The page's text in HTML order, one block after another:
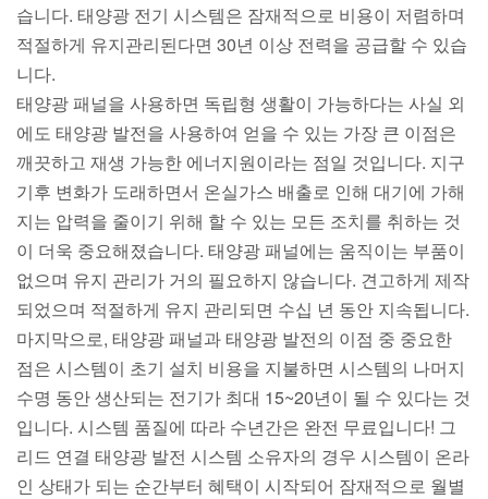
습니다. 태양광 전기 시스템은 잠재적으로 비용이 저렴하며
적절하게 유지관리된다면 30년 이상 전력을 공급할 수 있습
니다.
태양광 패널을 사용하면 독립형 생활이 가능하다는 사실 외
에도 태양광 발전을 사용하여 얻을 수 있는 가장 큰 이점은
깨끗하고 재생 가능한 에너지원이라는 점일 것입니다. 지구
기후 변화가 도래하면서 온실가스 배출로 인해 대기에 가해
지는 압력을 줄이기 위해 할 수 있는 모든 조치를 취하는 것
이 더욱 중요해졌습니다. 태양광 패널에는 움직이는 부품이
없으며 유지 관리가 거의 필요하지 않습니다. 견고하게 제작
되었으며 적절하게 유지 관리되면 수십 년 동안 지속됩니다.
마지막으로, 태양광 패널과 태양광 발전의 이점 중 중요한
점은 시스템이 초기 설치 비용을 지불하면 시스템의 나머지
수명 동안 생산되는 전기가 최대 15~20년이 될 수 있다는 것
입니다. 시스템 품질에 따라 수년간은 완전 무료입니다! 그
리드 연결 태양광 발전 시스템 소유자의 경우 시스템이 온라
인 상태가 되는 순간부터 혜택이 시작되어 잠재적으로 월별